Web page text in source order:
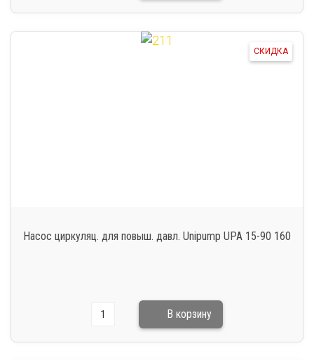
СКИДКА
Насос циркуляц. для повыш. давл. Unipump UPA 15-90 160